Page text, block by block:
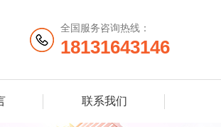
全国服务咨询热线：
18131643146
联系我们